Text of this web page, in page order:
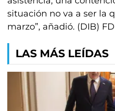
situación no va a ser la
marzo”, añadió. (DIB) FD
LAS MÁS LEÍDAS